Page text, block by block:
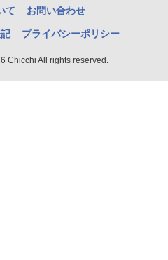
て お問い合わせ
プライバシーポリシー
Chicchi All rights reserved.